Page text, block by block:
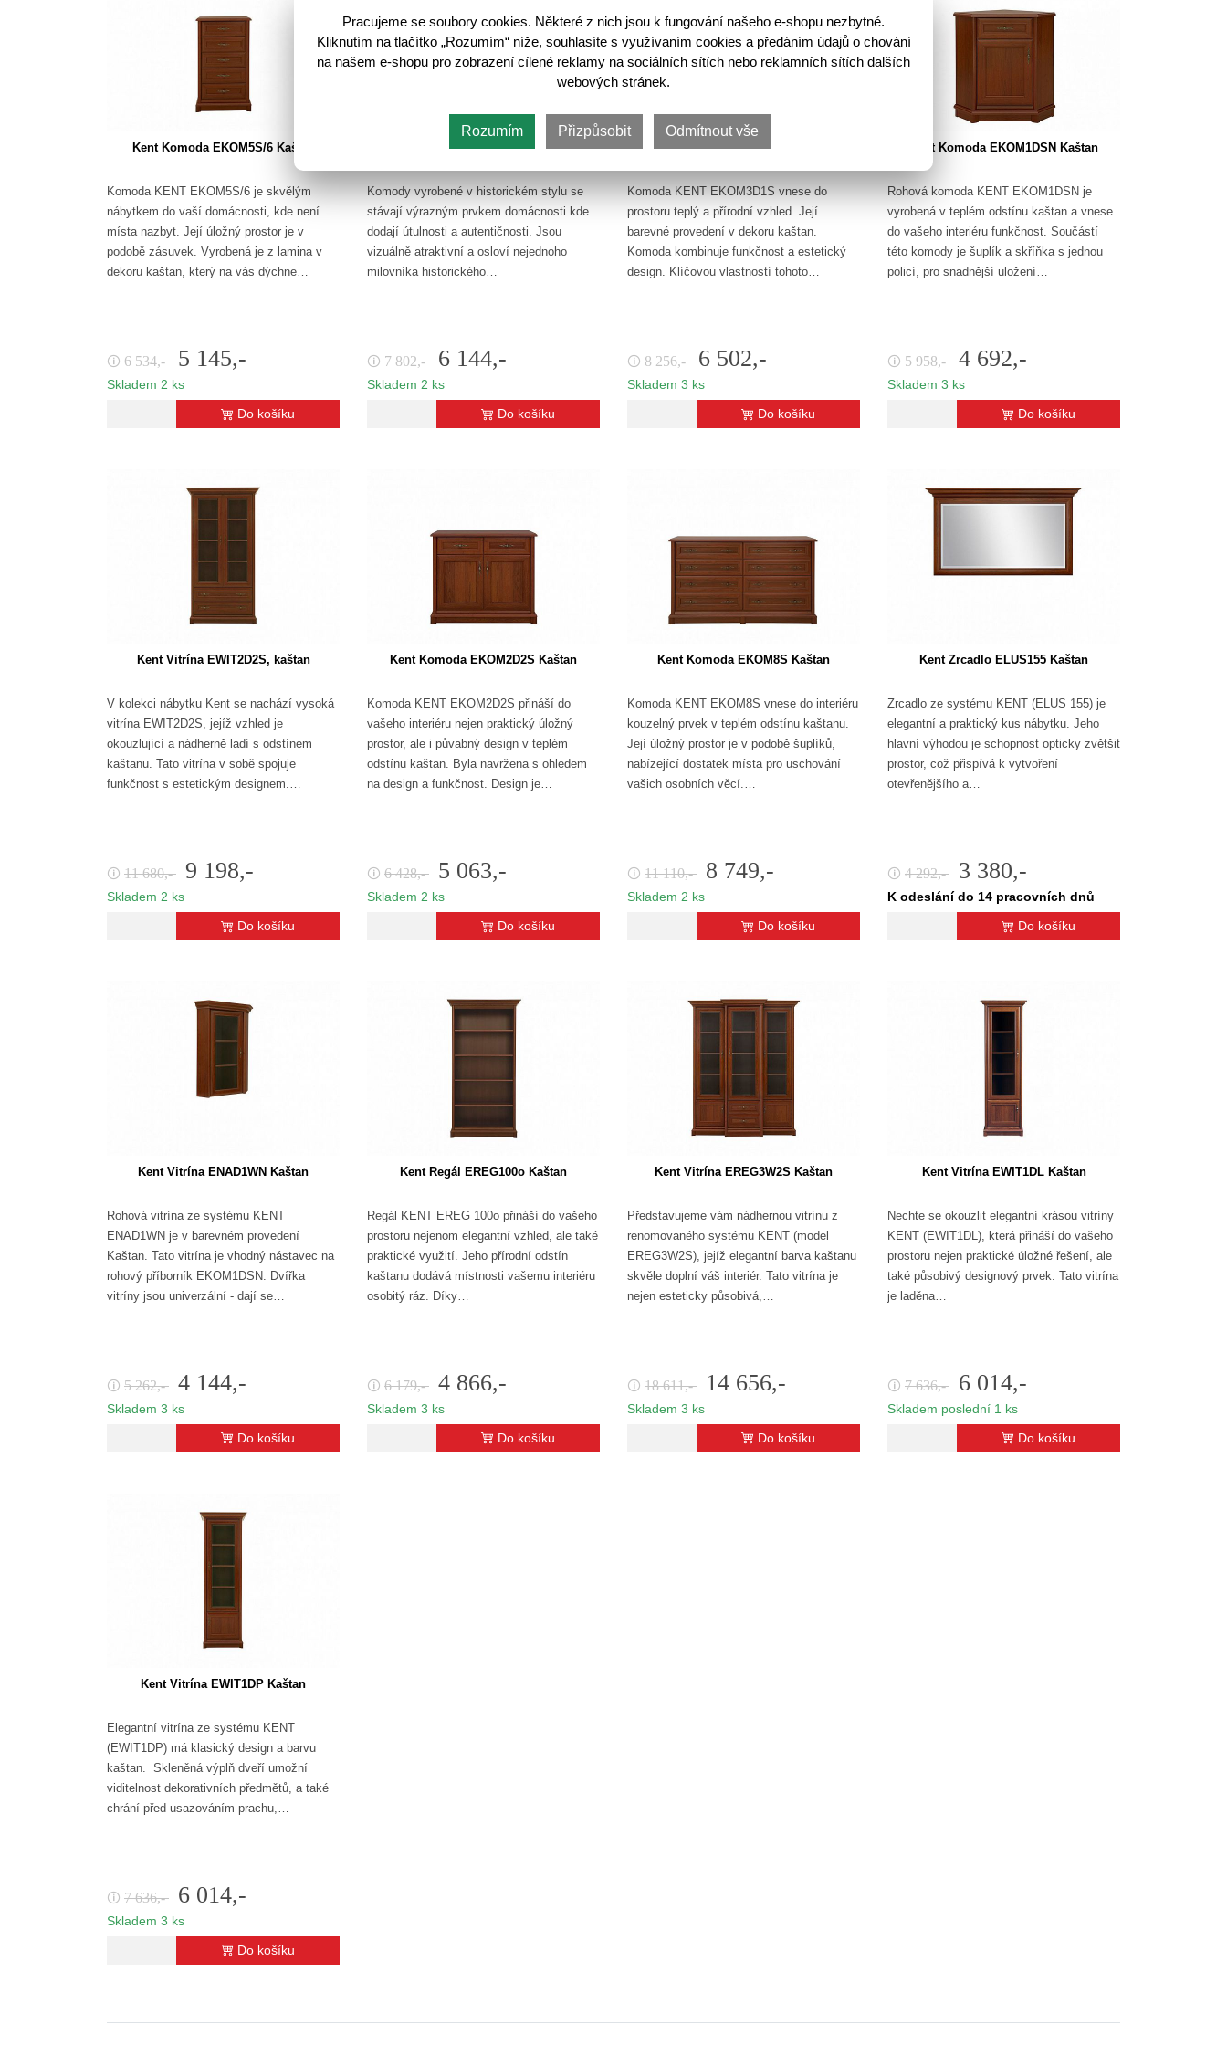
Kent Komoda EKOM5S/6 Kaštan
Komoda KENT EKOM5S/6 je skvělým
nábytkem do vaší domácnosti, kde není
místa nazbyt. Její úložný prostor je v
podobě zásuvek. Vyrobená je z lamina v
dekoru kaštan, který na vás dýchne…
🛈 6 534,- 5 145,-
Skladem 2 ks
Do košíku
Kent Komoda EKOM5S/10 Kaštan
Komody vyrobené v historickém stylu se
stávají výrazným prvkem domácnosti kde
dodají útulnosti a autentičnosti. Jsou
vizuálně atraktivní a osloví nejednoho
milovníka historického…
🛈 7 802,- 6 144,-
Skladem 2 ks
Do košíku
Kent Komoda EKOM3D1S Kaštan
Komoda KENT EKOM3D1S vnese do
prostoru teplý a přírodní vzhled. Její
barevné provedení v dekoru kaštan.
Komoda kombinuje funkčnost a estetický
design. Klíčovou vlastností tohoto…
🛈 8 256,- 6 502,-
Skladem 3 ks
Do košíku
Kent Komoda EKOM1DSN Kaštan
Rohová komoda KENT EKOM1DSN je
vyrobená v teplém odstínu kaštan a vnese
do vašeho interiéru funkčnost. Součástí
této komody je šuplík a skříňka s jednou
policí, pro snadnější uložení…
🛈 5 958,- 4 692,-
Skladem 3 ks
Do košíku
Kent Vitrína EWIT2D2S, kaštan
V kolekci nábytku Kent se nachází vysoká
vitrína EWIT2D2S, jejíž vzhled je
okouzlující a nádherně ladí s odstínem
kaštanu. Tato vitrína v sobě spojuje
funkčnost s estetickým designem.…
🛈 11 680,- 9 198,-
Skladem 2 ks
Do košíku
Kent Komoda EKOM2D2S Kaštan
Komoda KENT EKOM2D2S přináší do
vašeho interiéru nejen praktický úložný
prostor, ale i půvabný design v teplém
odstínu kaštan. Byla navržena s ohledem
na design a funkčnost. Design je…
🛈 6 428,- 5 063,-
Skladem 2 ks
Do košíku
Kent Komoda EKOM8S Kaštan
Komoda KENT EKOM8S vnese do interiéru
kouzelný prvek v teplém odstínu kaštanu.
Její úložný prostor je v podobě šuplíků,
nabízející dostatek místa pro uschování
vašich osobních věcí.…
🛈 11 110,- 8 749,-
Skladem 2 ks
Do košíku
Kent Zrcadlo ELUS155 Kaštan
Zrcadlo ze systému KENT (ELUS 155) je
elegantní a praktický kus nábytku. Jeho
hlavní výhodou je schopnost opticky zvětšit
prostor, což přispívá k vytvoření
otevřenějšího a…
🛈 4 292,- 3 380,-
K odeslání do 14 pracovních dnů
Do košíku
Kent Vitrína ENAD1WN Kaštan
Rohová vitrína ze systému KENT
ENAD1WN je v barevném provedení
Kaštan. Tato vitrína je vhodný nástavec na
rohový příborník EKOM1DSN. Dvířka
vitríny jsou univerzální - dají se…
🛈 5 262,- 4 144,-
Skladem 3 ks
Do košíku
Kent Regál EREG100o Kaštan
Regál KENT EREG 100o přináší do vašeho
prostoru nejenom elegantní vzhled, ale také
praktické využití. Jeho přírodní odstín
kaštanu dodává místnosti vašemu interiéru
osobitý ráz. Díky…
🛈 6 179,- 4 866,-
Skladem 3 ks
Do košíku
Kent Vitrína EREG3W2S Kaštan
Představujeme vám nádhernou vitrínu z
renomovaného systému KENT (model
EREG3W2S), jejíž elegantní barva kaštanu
skvěle doplní váš interiér. Tato vitrína je
nejen esteticky působivá,…
🛈 18 611,- 14 656,-
Skladem 3 ks
Do košíku
Kent Vitrína EWIT1DL Kaštan
Nechte se okouzlit elegantní krásou vitríny
KENT (EWIT1DL), která přináší do vašeho
prostoru nejen praktické úložné řešení, ale
také působivý designový prvek. Tato vitrína
je laděna…
🛈 7 636,- 6 014,-
Skladem poslední 1 ks
Do košíku
Kent Vitrína EWIT1DP Kaštan
Elegantní vitrína ze systému KENT
(EWIT1DP) má klasický design a barvu
kaštan. Skleněná výplň dveří umožní
viditelnost dekorativních předmětů, a také
chrání před usazováním prachu,…
🛈 7 636,- 6 014,-
Skladem 3 ks
Do košíku
Pracujeme se soubory cookies. Některé z nich jsou k fungování našeho e-shopu nezbytné.
Kliknutím na tlačítko „Rozumím“ níže, souhlasíte s využívaním cookies a předáním údajů o chování
na našem e-shopu pro zobrazení cílené reklamy na sociálních sítích nebo reklamních sítích dalších
webových stránek.
Rozumím Přizpůsobit Odmítnout vše